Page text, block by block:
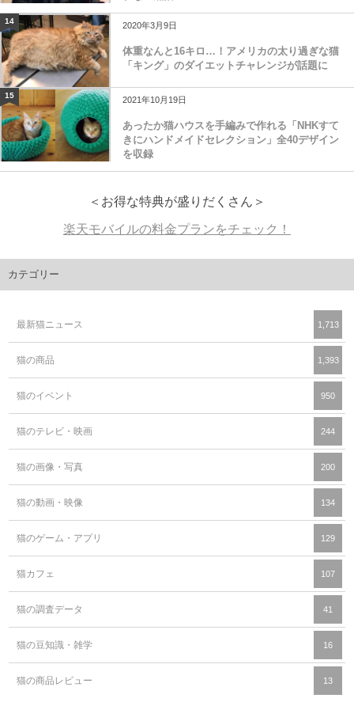
14 2020年3月9日
体重なんと16キロ…！アメリカの太り過ぎな猫
「キング」のダイエットチャレンジが話題に
15 2021年10月19日
あったか猫ハウスを手編みで作れる「NHKすて
きにハンドメイドセレクション」全40デザイン
を収録
＜お得な特典が盛りだくさん＞
楽天モバイルの料金プランをチェック！
カテゴリー
最新猫ニュース 1,713
猫の商品 1,393
猫のイベント 950
猫のテレビ・映画 244
猫の画像・写真 200
猫の動画・映像 134
猫のゲーム・アプリ 129
猫カフェ 107
猫の調査データ 41
猫の豆知識・雑学 16
猫の商品レビュー 13